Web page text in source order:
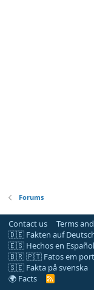
Forums
Contact us Terms
🇩🇪 Fakten auf
🇪🇸 Hechos en Español
🇧🇷 🇵🇹 Fatos em
🇸🇪 Fakta på svenska
🌍 Facts
R